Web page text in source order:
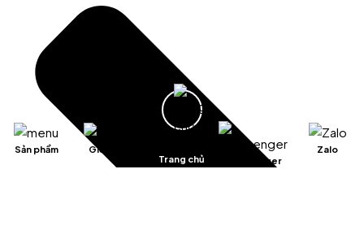
Sản phẩm
Giỏ hàng
Trang chủ
Messenger
Zalo